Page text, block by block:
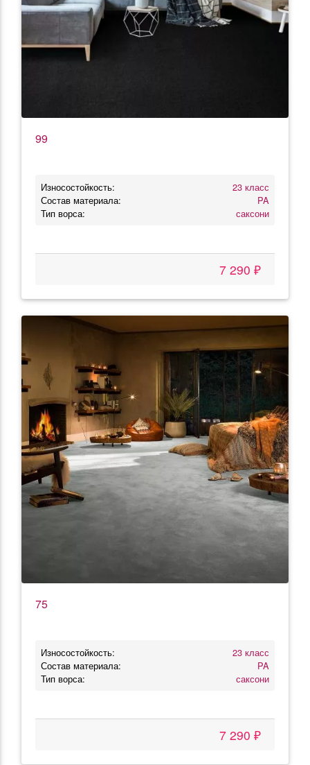
99
Износостойкость:
23 класс
Состав материала:
PA
Тип ворса:
саксони
7 290 ₽
75
Износостойкость:
23 класс
Состав материала:
PA
Тип ворса:
саксони
7 290 ₽